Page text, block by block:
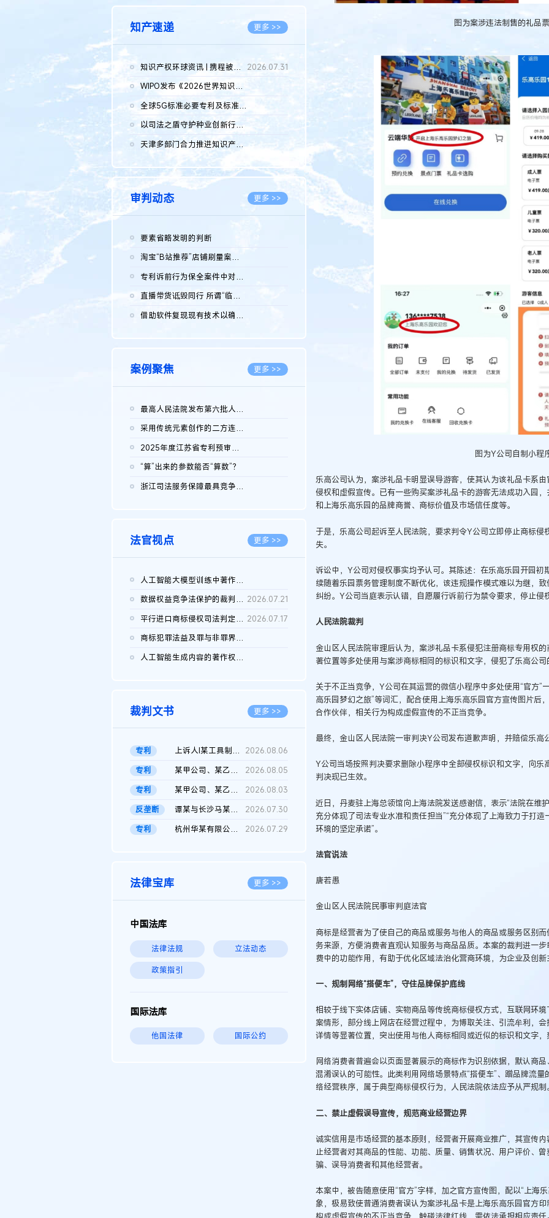
知产速递 更多 >>
知识产权环球资讯 | 携程被市监总局罚51.79亿；瑞幸泰国商标案上...
2026.07.31
WIPO发布《2026世界知识产权报告》 含报告全文
2026.05.14
全球5G标准必要专利及标准提案研究报告（2026年）全文发布
2026.05.08
以司法之盾守护种业创新行稳致远
天津多部门合力推进知识产权保护工作
2026.08.05
审判动态 更多 >>
要素省略发明的判断
淘宝“B站推荐”店铺刷量案维持原判，两被告连带赔偿150万元
专利诉前行为保全案件中对仿制药申请人曾作出三类声明的考量及违...
直播带货诋毁同行 所谓“临场发挥”不免责
借助软件复现现有技术以确认相关参数特征是否被公开
案例聚焦 更多 >>
最高人民法院发布第六批人民法院种业知识产权司法保护典型案例 含...
采用传统元素创作的二方连续装饰图案作品的独创性及侵权对比认定
2025年度江苏省专利预审典型案例
“算”出来的参数能否“算数”？
浙江司法服务保障最具竞争力营商环境建设典型案例（第二批）含侵...
法官视点 更多 >>
人工智能大模型训练中著作权的合理使用
2026.07.28
数据权益竞争法保护的裁判路径构建 2026.07.21
平行进口商标侵权司法判定规则的困境与纾解 2026.07.17
商标犯罪法益及罪与非罪界限研究
人工智能生成内容的著作权司法认定：演进逻辑、现实困境与规则建...
裁判文书 更多 >>
专利 上诉人I某工具制品有限公司与被上诉人程某及一审被告中华人民共和...
2026.08.06
专利
某甲公司、某乙公司、某丙公司申请诉前行为保全复议裁定书
2026.08.05
专利
某甲公司、某乙公司、官某与某丙公司专利申请权权属纠纷 二审判决...
2026.08.03
反垄断
谭某与长沙马某堆农产品股份有限公司滥用市场支配地位纠纷二审裁...
2026.07.30
专利
杭州华某有限公司与菲某有限公司侵害发明专利权纠纷 2026.07.29
法律宝库 更多 >>
中国法库
法律法规 立法动态
政策指引
国际法库
他国法律 国际公约
图为案涉违法制售的礼品
图为Y公司自制小程
乐高公司认为，案涉礼品卡明显误导游客，使其认为该礼品卡系
侵权和虚假宣传。已有一些购买案涉礼品卡的游客无法成功入园
和上海乐高乐园的品牌商誉、商标价值及市场信任度等。
于是，乐高公司起诉至人民法院，要求判令Y公司立即停止商标
失。
诉讼中，Y公司对侵权事实均予认可。其陈述：在乐高乐园开园初
续随着乐园票务管理制度不断优化，该违规操作模式难以为继，
纠纷。Y公司当庭表示认错，自愿履行诉前行为禁令要求，停止侵
人民法院裁判
金山区人民法院审理后认为，案涉礼品卡系侵犯注册商标专用权
著位置等多处使用与案涉商标相同的标识和文字，侵犯了乐高公
关于不正当竞争，Y公司在其运营的微信小程序中多处使用“官方”
高乐园梦幻之旅”等词汇，配合使用上海乐高乐园官方宣传图片后
合作伙伴，相关行为构成虚假宣传的不正当竞争。
最终，金山区人民法院一审判决Y公司发布道歉声明，并赔偿乐
Y公司当场按照判决要求删除小程序中全部侵权标识和文字，向
判决现已生效。
近日，丹麦驻上海总领馆向上海法院发送感谢信，表示“法院在维
充分体现了司法专业水准和责任担当”“充分体现了上海致力于打
环境的坚定承诺”。
法官说法
唐若愚
金山区人民法院民事审判庭法官
商标是经营者为了使自己的商品或服务与他人的商品或服务区别
务来源，方便消费者直观认知服务与商品品质。本案的裁判进一
费中的功能作用，有助于优化区域法治化营商环境，为企业及创
一、规制网络“搭便车”，守住品牌保护底线
相较于线下实体店铺、实物商品等传统商标侵权方式，互联网环
案情形，部分线上网店在经营过程中，为博取关注、引流牟利，
详情等显著位置，突出使用与他人商标相同或近似的标识和文字
网络消费者普遍会以页面显著展示的商标作为识别依据，默认商
混淆误认的可能性。此类利用网络场景特点“搭便车”、蹭品牌流
络经营秩序，属于典型商标侵权行为，人民法院依法应予从严规制
二、禁止虚假误导宣传，规范商业经营边界
诚实信用是市场经营的基本原则，经营者开展商业推广，其宣传
止经营者对其商品的性能、功能、质量、销售状况、用户评价、
骗、误导消费者和其他经营者。
本案中，被告随意使用“官方”字样，加之官方宣传图，配以“上海
象，极易致使普通消费者误认为案涉礼品卡是上海乐高乐园官方